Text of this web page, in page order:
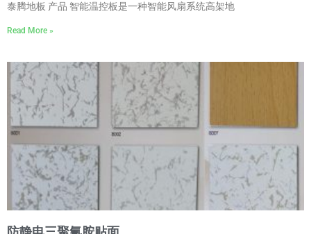
泰腾地板 产品 智能温控板是一种智能风扇系统高架地
Read More »